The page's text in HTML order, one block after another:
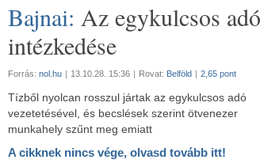
Bajnai: Az egykulcsos
intézkedése
Forrás: nol.hu | 13.10.28. 15:36 | Rovat: Belföld | 2,65 pont
Tízből nyolcan rosszul jártak az egykulcsos adó
vezetetésével, és becslések szerint ötvenezer
munkahely szűnt meg emiatt
A cikknek nincs vége, olvasd tovább itt!